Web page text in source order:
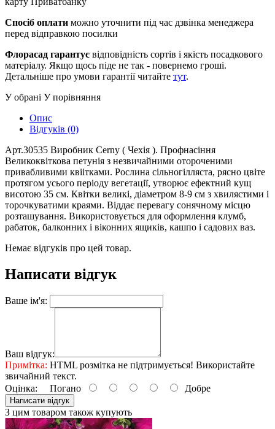
Спосіб оплати можно уточнити під час дзвінка менеджера
перед відправкою посилки
Флорасад гарантує відповідність сортів і якість посадкового
матеріалу. Якщо щось піде не так - повернемо гроші.
Детальніше про умови гарантії читайте тут.
У обрані У порівняння
Опис
Відгуків (0)
Арт.30535 Виробник Cerny ( Чехія ). Профнасіння
Великоквіткова петунія з незвичайними отороченими
привабливими квіітками. Рослина сільногілляста, рясно цвіте
протягом усього періоду вегетації, утворює ефектний кущ
висотою 35 см. Квітки великі, діаметром 8-9 см з хвилястими і
торочкуватими краями. Віддає перевагу сонячному місцю
розташування. Використовується для оформлення клумб,
рабаток, балконних і віконних ящиків, кашпо і садових ваз.
Немає відгуків про цей товар.
Написати відгук
Ваше ім'я:
Ваш відгук:
Примітка: HTML розмітка не підтримується! Використайте
звичайний текст.
Оцінка: Погано Добре
Написати відгук
З цим товаром також купують